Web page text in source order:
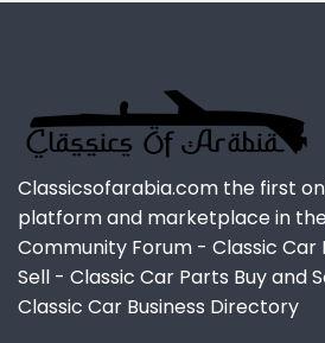
Classicsofarabia.com the first
platform and marketplace in
Community Forum - Classic Car
Sell - Classic Car Parts Buy and
Classic Car Business Directory